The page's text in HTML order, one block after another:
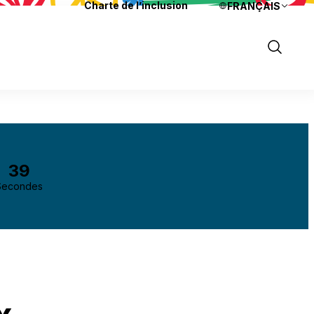
Charte de l’inclusion FRANÇAIS
Langues
Show
38